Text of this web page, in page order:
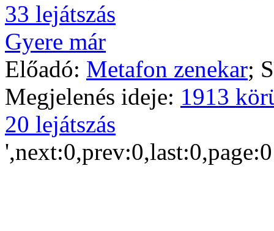
33 lejátszás
Gyere már
Előadó: Metafon zenekar;
Megjelenés ideje: 1913
20 lejátszás